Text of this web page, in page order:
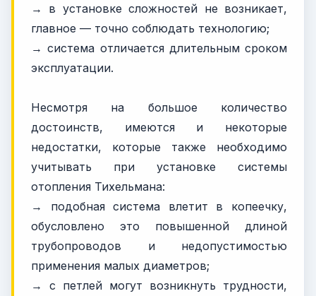
→ в установке сложностей не возникает,
главное — точно соблюдать технологию;
→ система отличается длительным сроком
эксплуатации.
Несмотря на большое количество
достоинств, имеются и некоторые
недостатки, которые также необходимо
учитывать при установке системы
отопления Тихельмана:
→ подобная система влетит в копеечку,
обусловлено это повышенной длиной
трубопроводов и недопустимостью
применения малых диаметров;
→ с петлей могут возникнуть трудности,